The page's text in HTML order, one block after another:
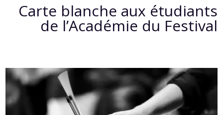
Carte blanche aux étudiants
de l’Académie du Festival